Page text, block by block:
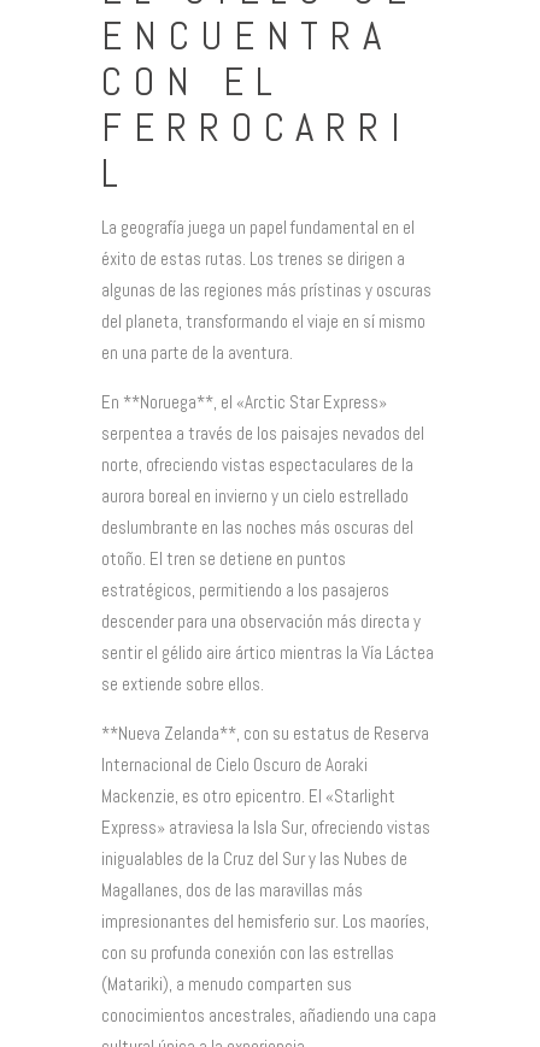
ENCUENTRA
CON EL
FERROCARRI
L
La geografía juega un papel fundamental en el
éxito de estas rutas. Los trenes se dirigen a
algunas de las regiones más prístinas y oscuras
del planeta, transformando el viaje en sí mismo
en una parte de la aventura.
En **Noruega**, el «Arctic Star Express»
serpentea a través de los paisajes nevados del
norte, ofreciendo vistas espectaculares de la
aurora boreal en invierno y un cielo estrellado
deslumbrante en las noches más oscuras del
otoño. El tren se detiene en puntos
estratégicos, permitiendo a los pasajeros
descender para una observación más directa y
sentir el gélido aire ártico mientras la Vía Láctea
se extiende sobre ellos.
**Nueva Zelanda**, con su estatus de Reserva
Internacional de Cielo Oscuro de Aoraki
Mackenzie, es otro epicentro. El «Starlight
Express» atraviesa la Isla Sur, ofreciendo vistas
inigualables de la Cruz del Sur y las Nubes de
Magallanes, dos de las maravillas más
impresionantes del hemisferio sur. Los maoríes,
con su profunda conexión con las estrellas
(Matariki), a menudo comparten sus
conocimientos ancestrales, añadiendo una capa